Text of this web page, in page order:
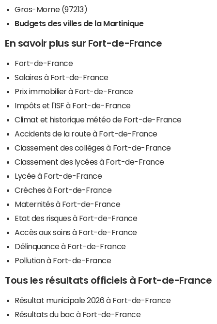
Gros-Morne (97213)
Budgets des villes de la Martinique
En savoir plus sur Fort-de-France
Fort-de-France
Salaires à Fort-de-France
Prix immobilier à Fort-de-France
Impôts et l'ISF à Fort-de-France
Climat et historique météo de Fort-de-France
Accidents de la route à Fort-de-France
Classement des collèges à Fort-de-France
Classement des lycées à Fort-de-France
Lycée à Fort-de-France
Crèches à Fort-de-France
Maternités à Fort-de-France
Etat des risques à Fort-de-France
Accès aux soins à Fort-de-France
Délinquance à Fort-de-France
Pollution à Fort-de-France
Tous les résultats officiels à Fort-de-France
Résultat municipale 2026 à Fort-de-France
Résultats du bac à Fort-de-France